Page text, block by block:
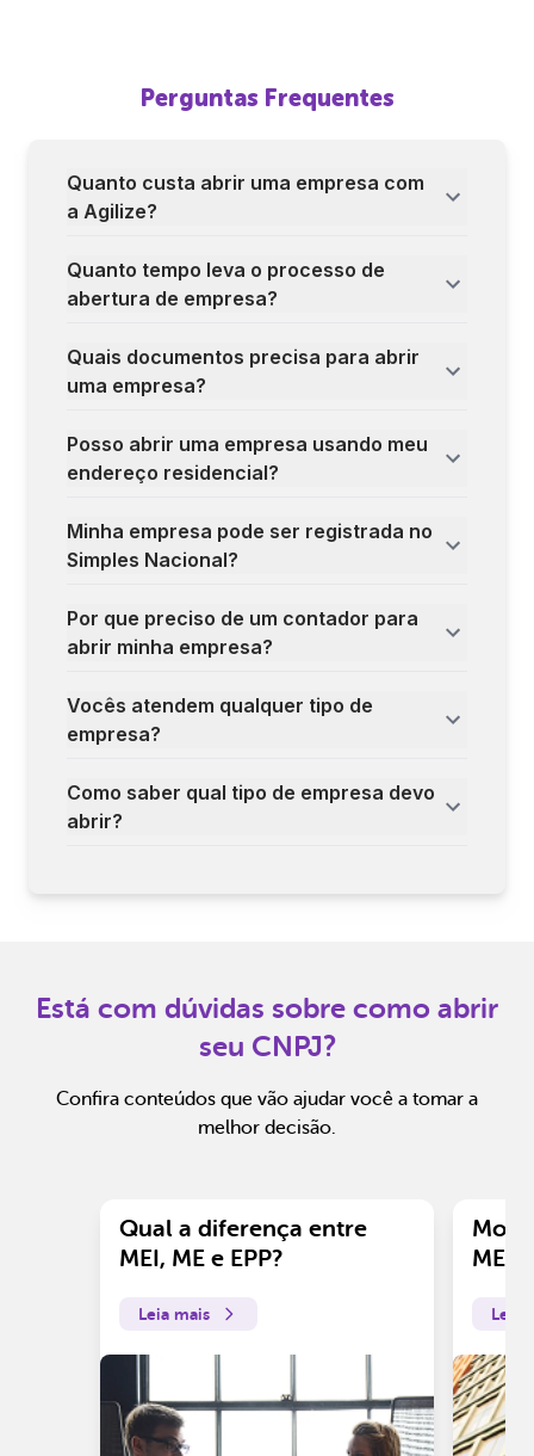
Perguntas Frequentes
Quanto custa abrir uma empresa com
a Agilize?
Quanto tempo leva o processo de
abertura de empresa?
Quais documentos precisa para abrir
uma empresa?
Posso abrir uma empresa usando meu
endereço residencial?
Minha empresa pode ser registrada no
Simples Nacional?
Por que preciso de um contador para
abrir minha empresa?
Vocês atendem qualquer tipo de
empresa?
Como saber qual tipo de empresa devo
abrir?
Está com dúvidas sobre como abrir
seu CNPJ?
Confira conteúdos que vão ajudar você a tomar a
melhor decisão.
Qual a diferença entre
MEI, ME e EPP?
Leia mais
ME?
Leia